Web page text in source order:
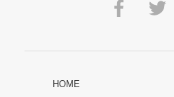
HOME